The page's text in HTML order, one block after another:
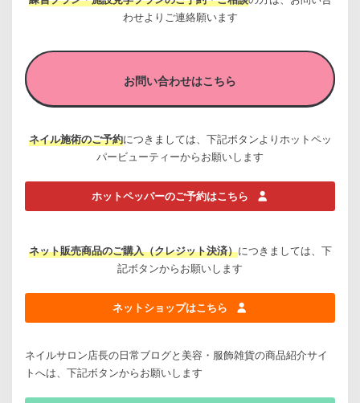
わせよりご連絡願います
お問い合わせはこちら
ネイル施術のご予約につきましては、下記ボタンよりホットペッ
パービューティーからお願いします
ホットペッパーのご予約はこちら
ネット販売商品のご購入（クレジット決済）につきましては、下
記ボタンからお願いします
ネットショップはこちら
ネイルサロン店長の日常ブログと美容・服飾雑貨の商品紹介サイ
トへは、下記ボタンからお願いします